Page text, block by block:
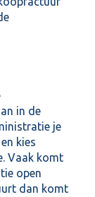
in de
je
kies
Vaak komt
open
dan komt